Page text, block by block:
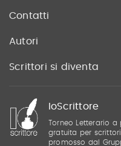
Contatti
Autori
Scrittori si diventa
IoScrittore
Torneo Letterario a
gratuita per
promosso dal